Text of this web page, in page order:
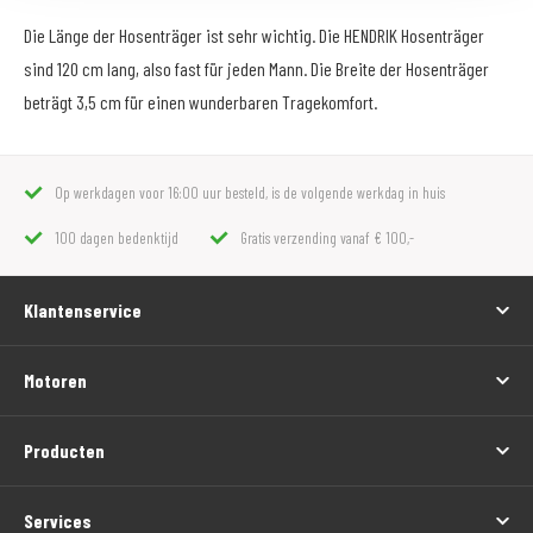
Die Länge der Hosenträger ist sehr wichtig. Die HENDRIK Hosenträger
sind 120 cm lang, also fast für jeden Mann. Die Breite der Hosenträger
beträgt 3,5 cm für einen wunderbaren Tragekomfort.
Op werkdagen voor 16:00 uur besteld, is de volgende werkdag in huis
100 dagen bedenktijd Gratis verzending vanaf € 100,-
Klantenservice
Motoren
Producten
Services